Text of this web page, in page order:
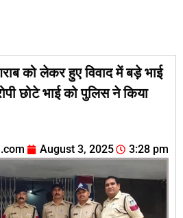
को लेकर हुए विवाद में बड़े भाई
छोटे भाई को पुलिस ने किया
August 3, 2025 3:28 pm